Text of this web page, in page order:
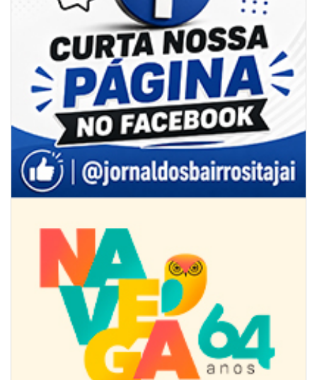
09/08/2026 | 07:00
Projeto BC em Traços está com inscrições abertas
ITAJAÍ